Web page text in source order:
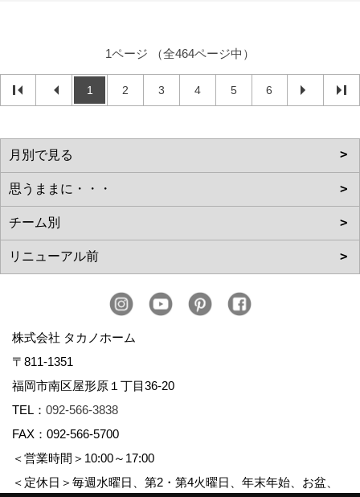
1ページ （全464ページ中）
1 2 3 4 5 6
株式会社 タカノホーム
〒811-1351
福岡市南区屋形原１丁目36-20
TEL： 092-566-3838
FAX：092-566-5700
＜営業時間＞10:00～17:00
＜定休日＞毎週水曜日、第2・第4火曜日、年末年始、お盆、